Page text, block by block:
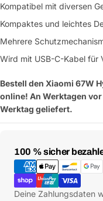
Kompatibel mit diversen
Kompaktes und leichtes
Mehrere
Wird mit USB-C-Kabel für
Bestell den Xiaomi 67W
online! An Werktagen
Werktag geliefert.
100 % sicher
Zahlungsmethoden
Deine Zahlungsdaten
Dieses Produkt
Dein
Name
Deine
E-